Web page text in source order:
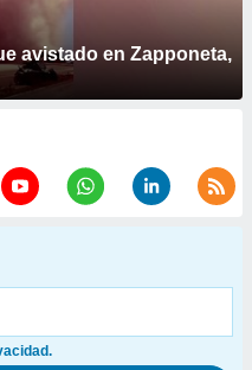
avistado en Zapponeta,